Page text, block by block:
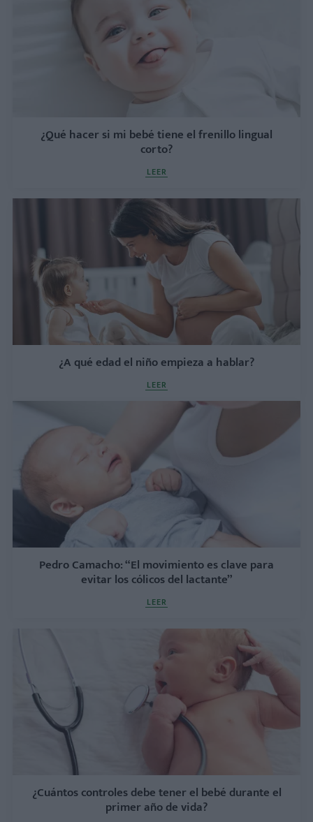
¿Qué hacer si mi bebé tiene el frenillo lingual
corto?
LEER
¿A qué edad el niño empieza a hablar?
LEER
Pedro Camacho: “El movimiento es clave para
evitar los cólicos del lactante”
LEER
¿Cuántos controles debe tener el bebé durante el
primer año de vida?